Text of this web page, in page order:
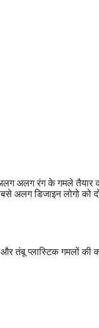
अलग रंग के गमले तैयार
अलग डिजाइन लोगो को
तंबू प्लास्टिक गमलों की